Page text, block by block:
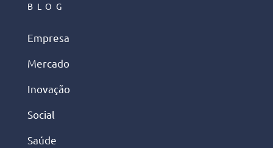
BLOG
Empresa
Mercado
Inovação
Social
Saúde